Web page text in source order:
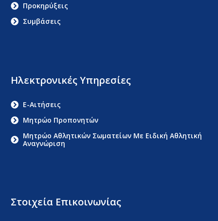
Στοιχεία Επικοινωνίας
Ηλεκτρονικές Υπηρεσίες
E-Αιτήσεις
Μητρώο Προπονητών
Μητρώο Αθλητικών Σωματείων Με Ειδική Αθλητική
Αναγνώριση
Προκηρύξεις
Συμβάσεις